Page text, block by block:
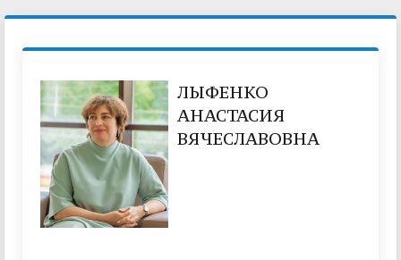
ЛЫФЕНКО
АНАСТАСИЯ
ВЯЧЕСЛАВОВНА